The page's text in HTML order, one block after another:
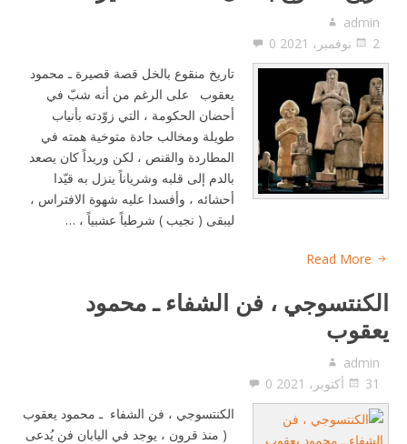
admin
2 نوفمبر، 2021
0
تاريخ منقوع بالخل قصة قصيرة ـ محمود
يعقوب على الرغم من أنه شبّ في
أحضان الحكومة ، التي زوّدته بأنياب
طويلة ومخالب حادة متوخية همته في
المطاردة والقنص ، لكن وريداً كان يصعد
بالدم إلى قلبه وشرياناً ينزل به قيّدا
أحشائه ، وأفسدا عليه شهوة الافتراس ،
ليبقى ( نجيب ) شرطياً عشبياً ، …
Read More
الكنتسوجي ، فن الشفاء ـ محمود
يعقوب
admin
31 أكتوبر، 2021
0
الكنتسوجي ، فن الشفاء ـ محمود يعقوب
( منذ قرون ، يوجد في اليابان فن يُدعى